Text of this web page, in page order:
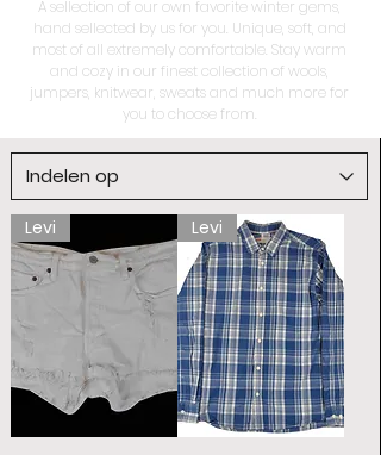
A sellection of our own favorite winter gems,
hand sellected by us for you. Unique, soft, and
most of all extremely comfortable. Stay warm
and cozy in our finest collection of wools,
jumpers, knitwear, sweats and much more for
you to choose from.
Levi Levi